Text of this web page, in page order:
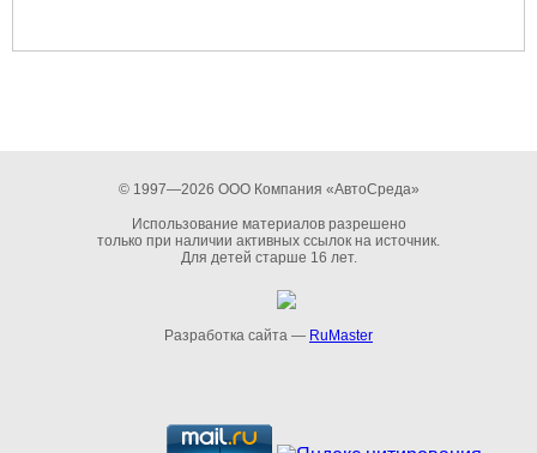
© 1997—2026 ООО Компания «АвтоСреда»
Использование материалов разрешено
только при наличии активных ссылок на источник.
Для детей старше 16 лет.
Разработка сайта — RuMaster